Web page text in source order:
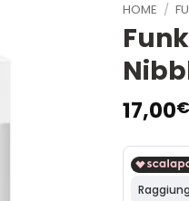
HOME /
17,00€